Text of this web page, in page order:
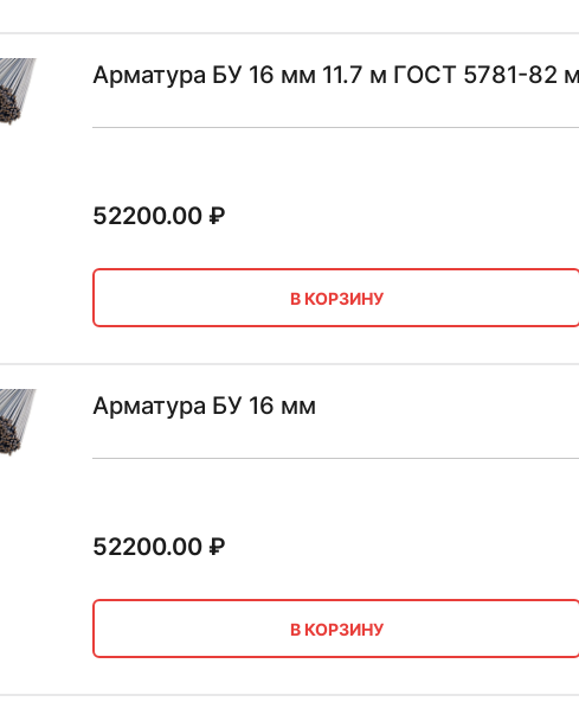
Арматура БУ 16 мм 11.7 м ГОСТ 5781-82
52200.00₽
В КОРЗИНУ
Арматура БУ 16 мм
52200.00₽
В КОРЗИНУ